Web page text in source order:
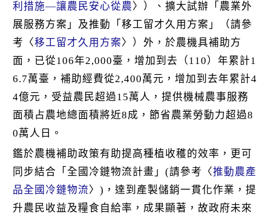
利措施—讓農民安心從農〉）、擴大試辦「農業外
展服務方案」及推動「移工留才久用方案」（請參
考〈移工留才久用方案〉）外，於農機具補助方
面，已從106年2,000臺，增加到去（110）年累計1
6.7萬臺，補助經費從2,400萬元，增加到去年累計4
4億元，受益農民超過15萬人，提供機械農事服務
面積占農地總面積將近8成，節省農業勞動力超過8
0萬人日。
鑑於農機補助政策有助提高種植收穫的效率，更可
同步結合「全國冷鏈物流計畫」(請參考〈推動農產
品全國冷鏈物流〉)，達到產製儲銷一貫化作業，提
升農民收益及糧食自給率，成果顯著，故政府未來